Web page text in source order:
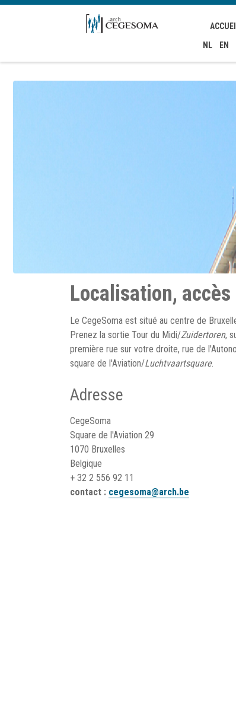
Aller au contenu principal
NL
EN
Localisation,
Le CegeSoma est situé au centre de
Prenez la sortie Tour du Midi/Zuidertoren,
première rue sur votre droite, rue de
square de l'Aviation/Luchtvaartsquare.
Adresse
CegeSoma
Square de l'Aviation 29
1070 Bruxelles
Belgique
+ 32 2 556 92 11
contact : cegesoma@arch.be